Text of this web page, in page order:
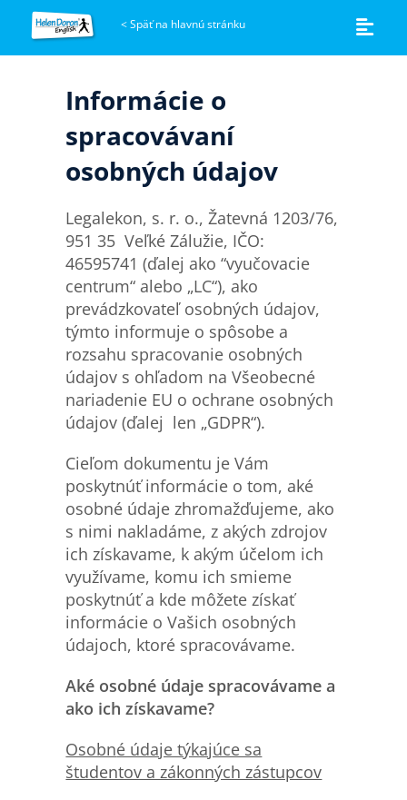
<Späť na hlavnú stránku
Informácie o
spracovávaní
osobných údajov
Legalekon, s. r. o., Žatevná 1203/76,
951 35 Veľké Zálužie, IČO:
46595741 (ďalej ako “vyučovacie
centrum“ alebo „LC“), ako
prevádzkovateľ osobných údajov,
týmto informuje o spôsobe a
rozsahu spracovanie osobných
údajov s ohľadom na Všeobecné
nariadenie EU o ochrane osobných
údajov (ďalej len „GDPR“).
Cieľom dokumentu je Vám
poskytnúť informácie o tom, aké
osobné údaje zhromažďujeme, ako
s nimi nakladáme, z akých zdrojov
ich získavame, k akým účelom ich
využívame, komu ich smieme
poskytnúť a kde môžete získať
informácie o Vašich osobných
údajoch, ktoré spracovávame.
Aké osobné údaje spracovávame a
ako ich získavame?
Osobné údaje týkajúce sa
študentov a zákonných zástupcov